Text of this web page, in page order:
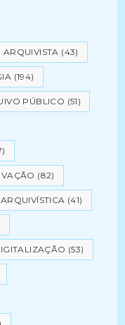
ARQUIVISTA (43)
(194)
PÚBLICO (51)
(82)
(41)
(53)